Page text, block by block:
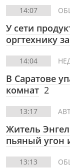
14:07
У сети
оргтехнику
14:04
В Саратове
комнат 2
13:17
Житель
пьяный угон
13:13